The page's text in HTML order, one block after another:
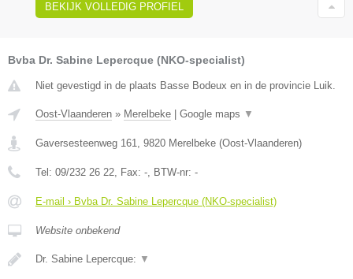
BEKIJK VOLLEDIG PROFIEL
Bvba Dr. Sabine Lepercque (NKO-specialist)
Niet gevestigd in de plaats Basse Bodeux en in de provincie Luik.
Oost-Vlaanderen » Merelbeke Google maps ▼
Gaversesteenweg 161, 9820 Merelbeke (Oost-Vlaanderen)
Tel: 09/232 26 22, Fax: -, BTW-nr: -
E-mail › Bvba Dr. Sabine Lepercque (NKO-specialist)
Website onbekend
Dr. Sabine Lepercque: ▼